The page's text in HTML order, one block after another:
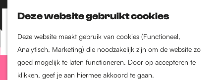
Deze website gebruikt cookies
Deze website maakt gebruik van cookies (Functioneel,
Analytisch, Marketing) die noodzakelijk zijn om de website zo
goed mogelijk te laten functioneren. Door op accepteren te
klikken, geef je aan hiermee akkoord te gaan.
Z
o
e
k
e
K
a
a
r
t
M
e
n
Nijmegen-Nieuw-West
Nijmegen-Oud-West
Dukenburg
Lindenholt